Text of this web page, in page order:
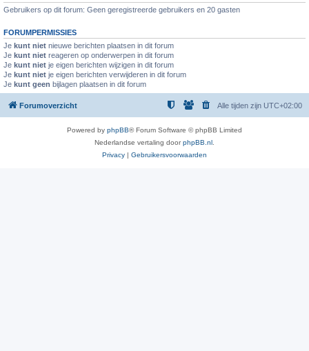
Gebruikers op dit forum: Geen geregistreerde gebruikers en 20 gasten
FORUMPERMISSIES
Je kunt niet nieuwe berichten plaatsen in dit forum
Je kunt niet reageren op onderwerpen in dit forum
Je kunt niet je eigen berichten wijzigen in dit forum
Je kunt niet je eigen berichten verwijderen in dit forum
Je kunt geen bijlagen plaatsen in dit forum
Forumoverzicht Alle tijden zijn UTC+02:00
Powered by phpBB® Forum Software © phpBB Limited
Nederlandse vertaling doorphpBB.nl
Privacy | Gebruikersvoorwaarden